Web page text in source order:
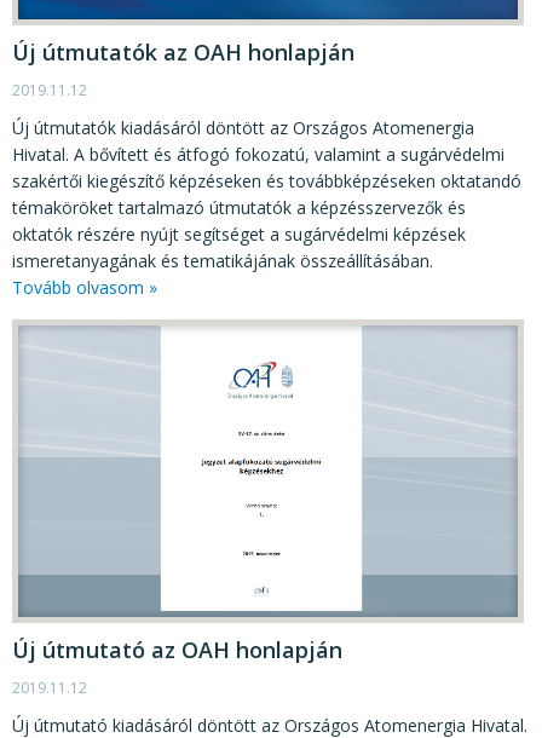
Új útmutatók az OAH honlapján
2019.11.12
Új útmutatók kiadásáról döntött az Országos Atomenergia
Hivatal. A bővített és átfogó fokozatú, valamint a sugárvédelmi
szakértői kiegészítő képzéseken és továbbképzéseken oktatandó
témaköröket tartalmazó útmutatók a képzésszervezők és
oktatók részére nyújt segítséget a sugárvédelmi képzések
ismeretanyagának és tematikájának összeállításában.
Tovább olvasom »
Új útmutató az OAH honlapján
2019.11.12
Új útmutató kiadásáról döntött az Országos Atomenergia Hivatal.